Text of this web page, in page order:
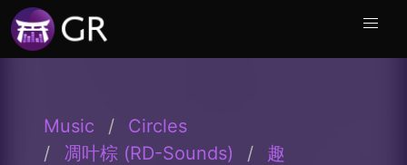
Music
Circles
凋叶棕 (RD-Sounds)
趣